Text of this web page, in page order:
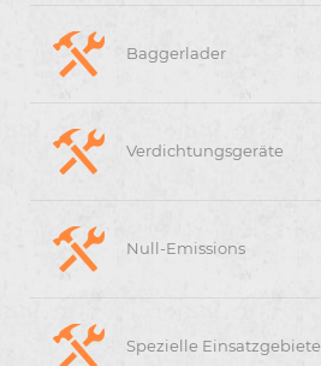
Baggerlader
Verdichtungsgeräte
Null-Emissions
Spezielle Einsatzgebiete